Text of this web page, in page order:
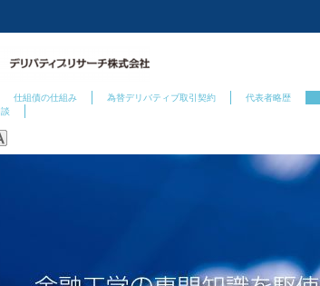
仕組債の仕組み 為替デリバティブ取引契約 代表者略歴